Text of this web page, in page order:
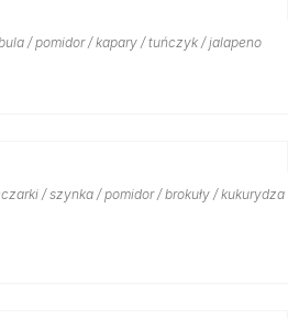
/ pomidor / kapary / tuńczyk / jalapeno
/ szynka / pomidor / brokuły / kukurydza